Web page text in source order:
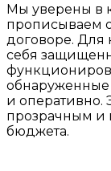
Мы уверены в
прописываем
договоре. Для
себя
обнаруженные
и оперативно.
прозрачным и
бюджета.